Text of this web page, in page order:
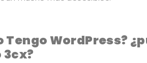
Tengo WordPress?
3cx?